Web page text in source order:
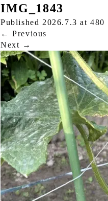
IMG_1843
Published 2026.7.3 at480
← Previous
Next →